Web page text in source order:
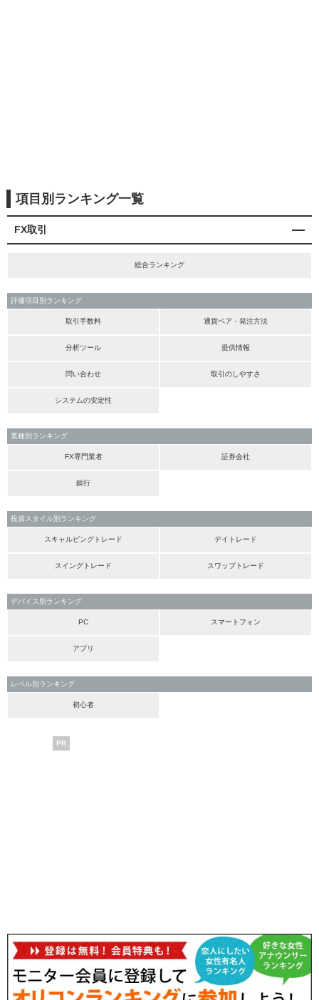
項目別ランキング一覧
FX取引
総合ランキング
評価項目別ランキング
取引手数料 通貨ペア・発注方法
分析ツール 提供情報
問い合わせ 取引のしやすさ
システムの安定性
業種別ランキング
FX専門業者 証券会社
銀行
投資スタイル別ランキング
スキャルピングトレード デイトレード
スイングトレード スワップトレード
デバイス別ランキング
PC スマートフォン
アプリ
レベル別ランキング
初心者
PR